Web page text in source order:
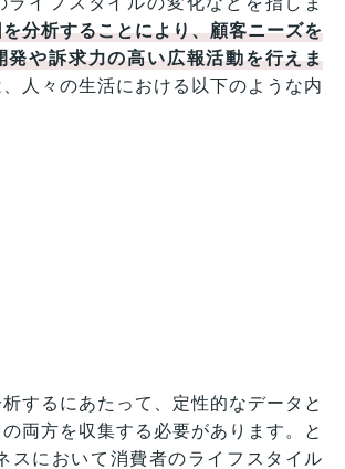
分析することにより、顧客ニーズを
発や訴求力の高い広報活動を行えま
人々の生活における以下のような内
するにあたって、定性的なデータと
両方を収集する必要があります。と
スにおいて消費者のライフスタイル